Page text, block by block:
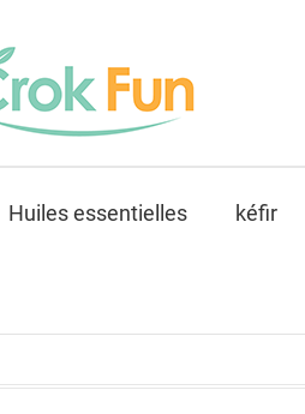
Huiles essentielles kéfir